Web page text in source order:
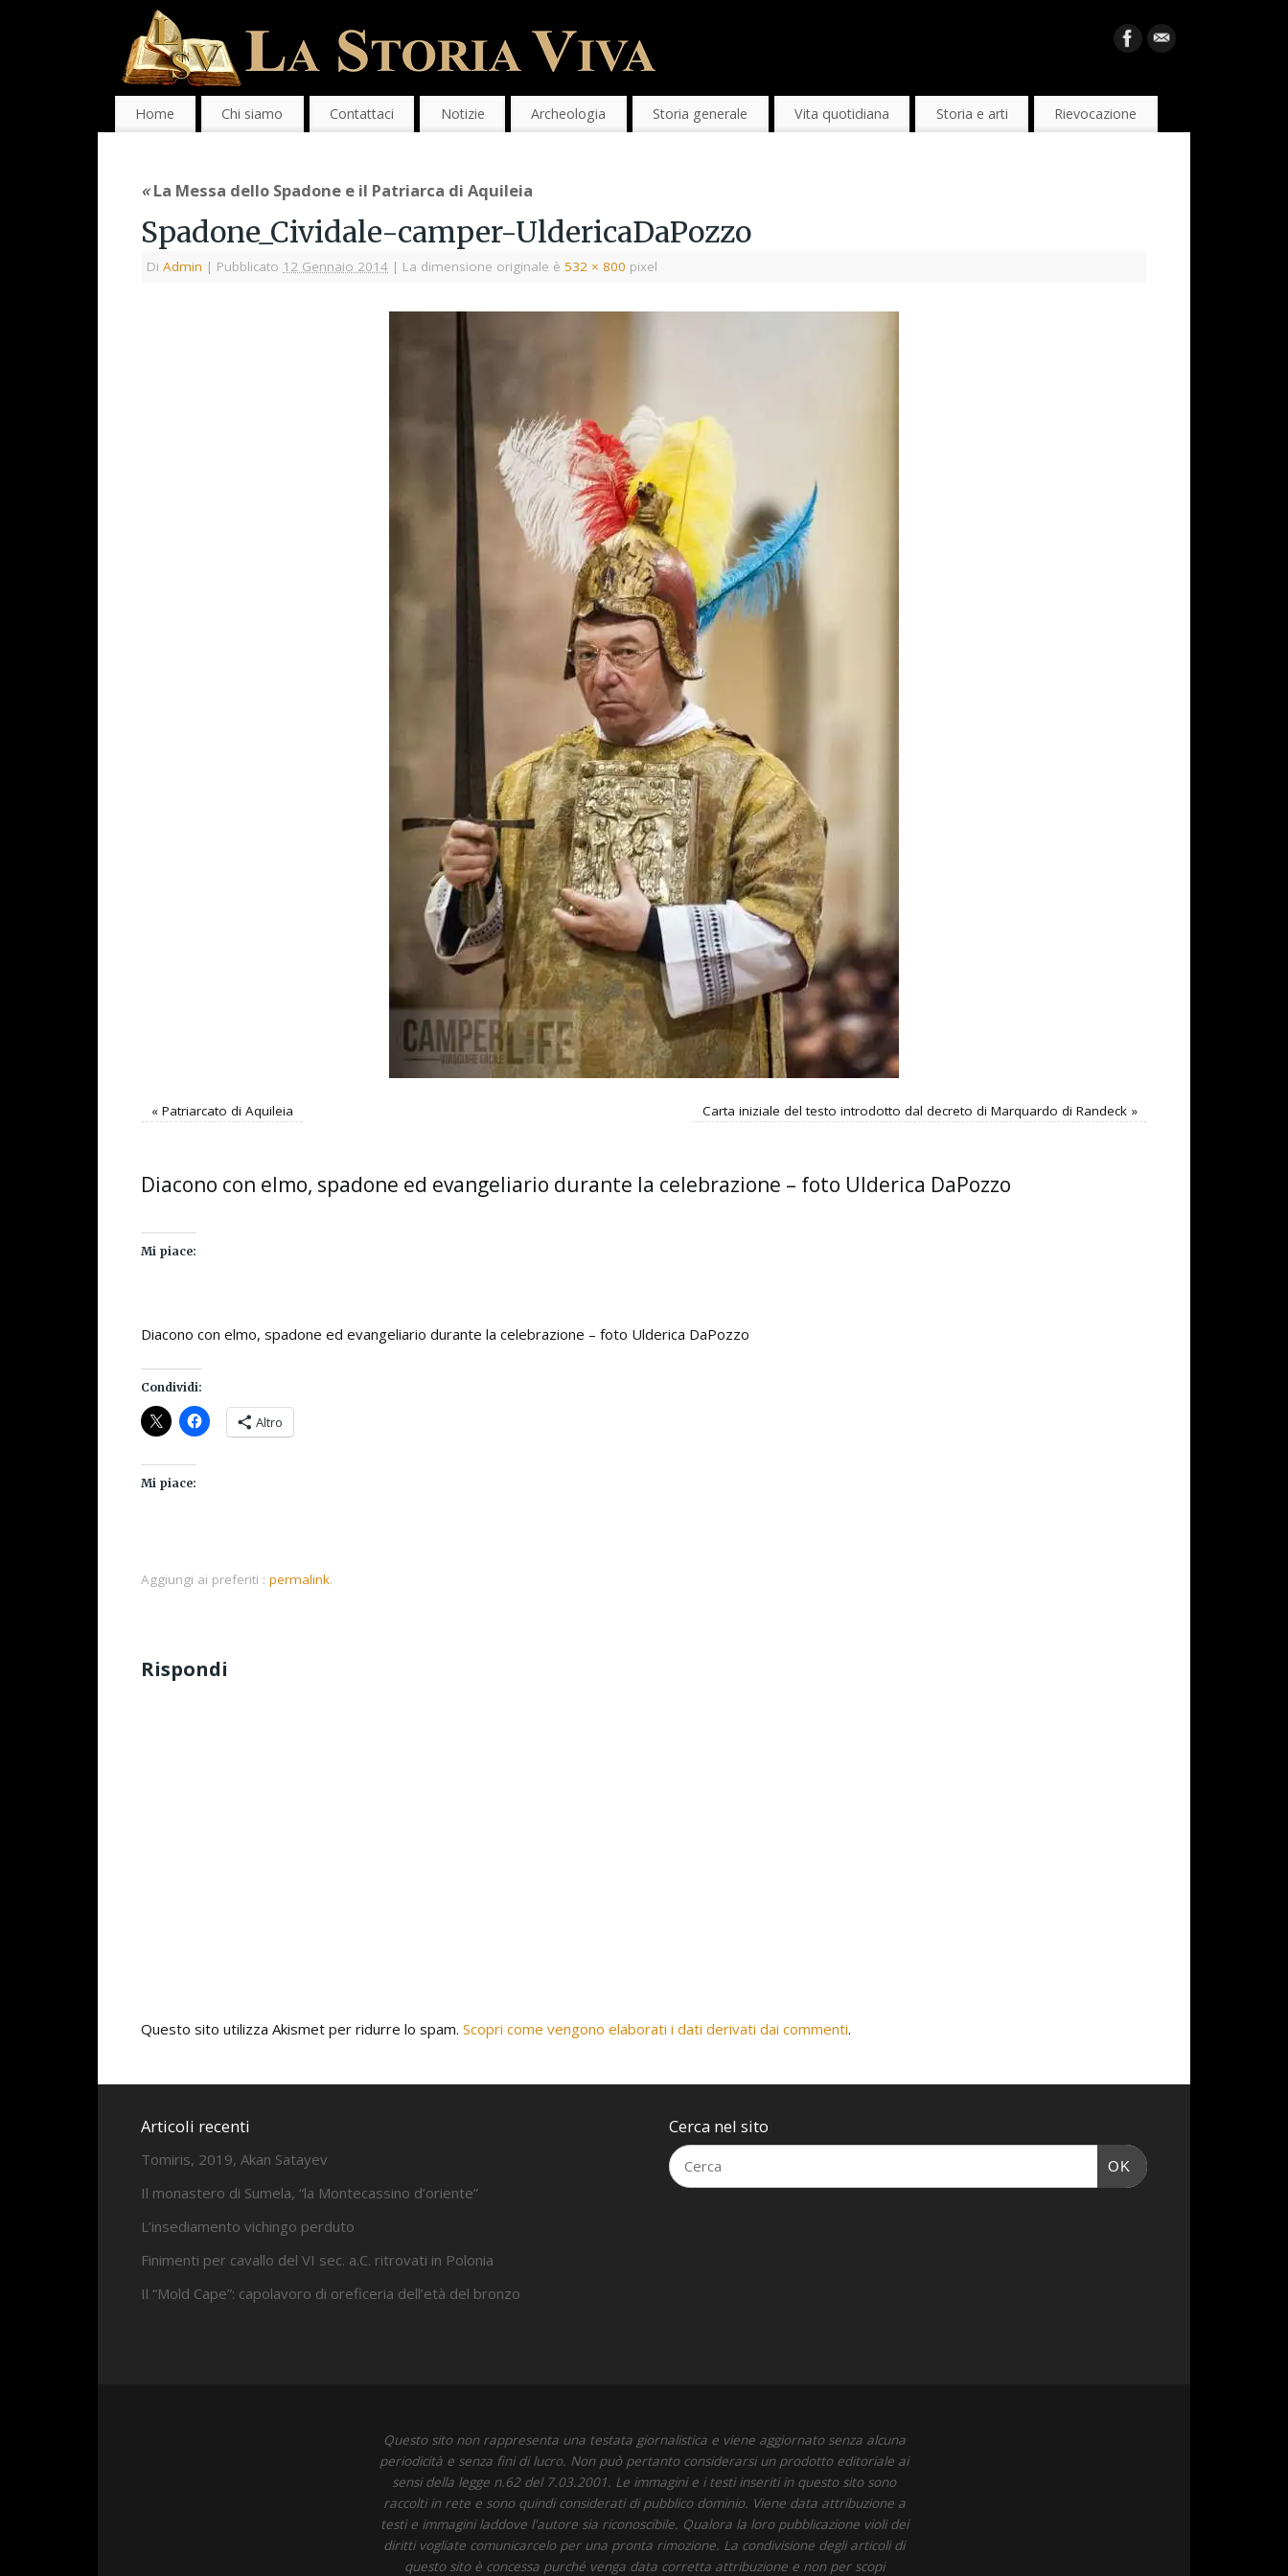
Home Chi siamo Contattaci Notizie Archeologia Storia generale Vita quotidiana Storia e arti Rievocazione
«La Messa dello Spadone e il Patriarca di Aquileia
Spadone_Cividale-camper-UldericaDaPozzo
Di Admin | Pubblicato 12 Gennaio 2014 | La dimensione originale è 532 × 800 pixel
« Patriarcato di Aquileia Carta iniziale del testo introdotto dal decreto di Marquardo di Randeck»
Diacono con elmo, spadone ed evangeliario durante la celebrazione – foto Ulderica DaPozzo
Mi piace:
Diacono con elmo, spadone ed evangeliario durante la celebrazione – foto Ulderica DaPozzo
Condividi:
Altro
Mi piace:
Aggiungi ai preferiti : permalink.
Rispondi
Questo sito utilizza Akismet per ridurre lo spam. Scopri come vengono elaborati i dati derivati dai commenti.
Articoli recenti
Tomiris, 2019, Akan Satayev
Il monastero di Sumela, “la Montecassino d’oriente”
L’insediamento vichingo perduto
Finimenti per cavallo del VI sec. a.C. ritrovati in Polonia
Il “Mold Cape”: capolavoro di oreficeria dell’età del bronzo
Cerca nel sito
OK
Questo sito non rappresenta una testata giornalistica e viene aggiornato senza alcuna
periodicità e senza fini di lucro. Non può pertanto considerarsi un prodotto editoriale ai
sensi della legge n.62 del 7.03.2001. Le immagini e i testi inseriti in questo sito sono
raccolti in rete e sono quindi considerati di pubblico dominio. Viene data attribuzione a
testi e immagini laddove l'autore sia riconoscibile. Qualora la loro pubblicazione violi dei
diritti vogliate comunicarcelo per una pronta rimozione. La condivisione degli articoli di
questo sito è concessa purché venga data corretta attribuzione e non per scopi